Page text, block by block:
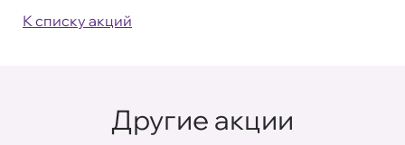
К списку акций
Другие акции